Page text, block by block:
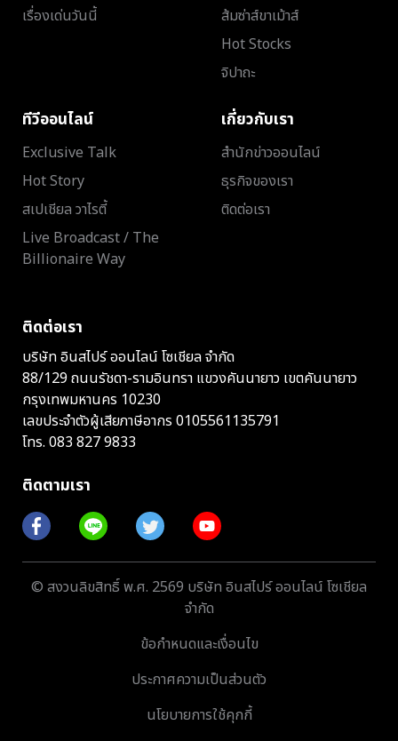
เรื่องเด่นวันนี้
ส้มซ่าส์ขาเม้าส์
Hot Stocks
จิปาถะ
ทีวีออนไลน์
Exclusive Talk
Hot Story
สเปเชียล วาไรตี้
Live Broadcast / The
Billionaire Way
เกี่ยวกับเรา
สำนักข่าวออนไลน์
ธุรกิจของเรา
ติดต่อเรา
ติดต่อเรา
บริษัท อินสไปร์ ออนไลน์ โซเชียล จำกัด
88/129 ถนนรัชดา-รามอินทรา แขวงคันนายาว เขตคันนายาว
กรุงเทพมหานคร 10230
เลขประจำตัวผู้เสียภาษีอากร 0105561135791
โทร. 083 827 9833
ติดตามเรา
© สงวนลิขสิทธิ์ พ.ศ. 2569 บริษัท อินสไปร์ ออนไลน์ โซเชียล
จำกัด
ข้อกำหนดและเงื่อนไข
ประกาศความเป็นส่วนตัว
นโยบายการใช้คุกกี้